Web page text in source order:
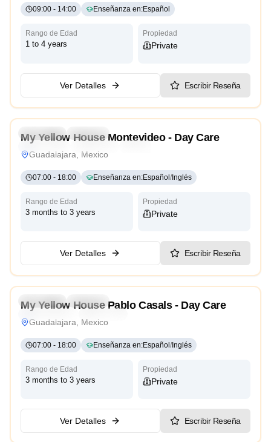
09:00 - 14:00 Enseñanza en:Español
Rango de Edad
1 to 4 years
Propiedad
Private
Ver Detalles Escribir Reseña
Preschool
Daycare
Montessori
Reggio Emilia
My Yellow House Montevideo - Day Care
Guadalajara, Mexico
07:00 - 18:00 Enseñanza en:Español/Inglés
Rango de Edad
3 months to 3 years
Propiedad
Private
Ver Detalles Escribir Reseña
Preschool
Daycare
Reggio Emilia
My Yellow House Pablo Casals - Day Care
Guadalajara, Mexico
07:00 - 18:00 Enseñanza en:Español/Inglés
Rango de Edad
3 months to 3 years
Propiedad
Private
Ver Detalles Escribir Reseña